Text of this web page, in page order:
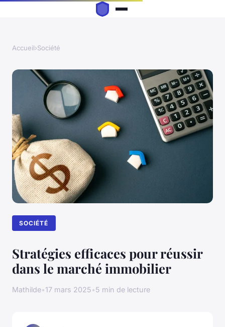
Accueil›Société
SOCIÉTÉ
Stratégies efficaces pour réussir
dans le marché immobilier
Mathilde•17 mars 2025•5 min de lecture